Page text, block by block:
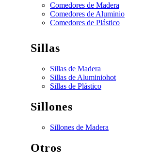
Comedores de Madera
Comedores de Aluminio
Comedores de Plástico
Sillas
Sillas de Madera
Sillas de Aluminiohot
Sillas de Plástico
Sillones
Sillones de Madera
Otros